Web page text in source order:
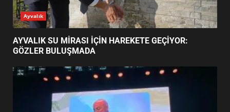
2
ESA 2026’DA TÜRK BAHARATI
NEYİ TEMSİL ETTİ?
EİB’DE KRİTİK ATAMA:
SÜRDÜRÜLEBİLİRLİKTE NE
DEĞİŞECEK?
Ayvalık
AYVALIK SU MİRASI İÇİN HAREKETE GEÇİYOR:
GÖZLER BULUŞMADA